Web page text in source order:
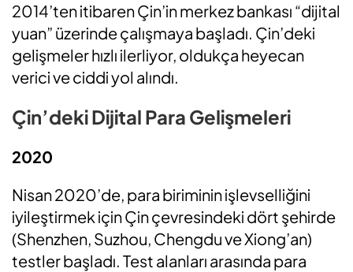
2014’ten itibaren Çin’in merkez bankası “dijital
yuan” üzerinde çalışmaya başladı. Çin’deki
gelişmeler hızlı ilerliyor, oldukça heyecan
verici ve ciddi yol alındı.
Çin’deki Dijital Para Gelişmeleri
2020
Nisan 2020’de, para biriminin işlevselliğini
iyileştirmek için Çin çevresindeki dört şehirde
(Shenzhen, Suzhou, Chengdu ve Xiong’an)
testler başladı. Test alanları arasında para